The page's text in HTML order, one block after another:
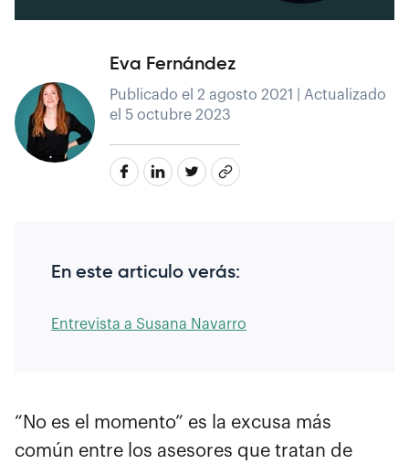
Eva Fernández
Publicado el 2 agosto 2021 | Actualizado
el 5 octubre 2023
En este articulo verás:
Entrevista a Susana Navarro
“No es el momento” es la excusa más
común entre los asesores que tratan de